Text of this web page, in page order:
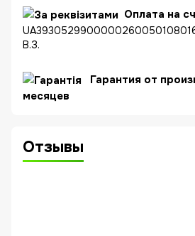
Оплата на
В.З.
Гарантия от
месяцев
Отзывы